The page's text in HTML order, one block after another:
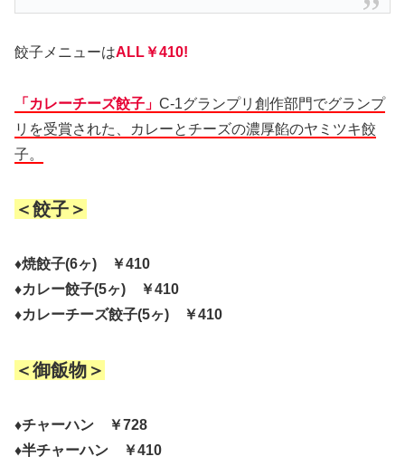
餃子メニューはALL￥410!
「カレーチーズ餃子」 C-1グランプリ創作部門でグランプ
リを受賞された、カレーとチーズの濃厚餡のヤミツキ餃
子。
＜餃子＞
♦焼餃子(6ヶ) ￥410
♦カレー餃子(5ヶ) ￥410
♦カレーチーズ餃子(5ヶ) ￥410
＜御飯物＞
♦チャーハン ￥728
♦半チャーハン ￥410